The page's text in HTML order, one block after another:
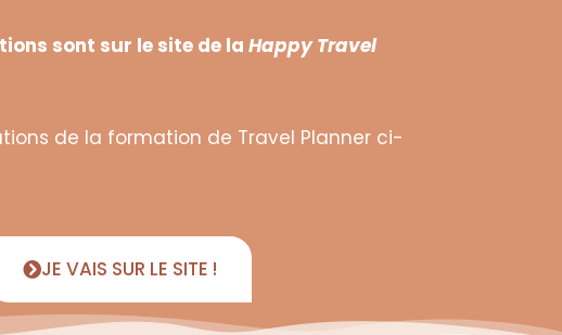
sont sur le site de laHappy Travel
de la formation de Travel Planner ci-
JE VAIS SUR LE SITE !